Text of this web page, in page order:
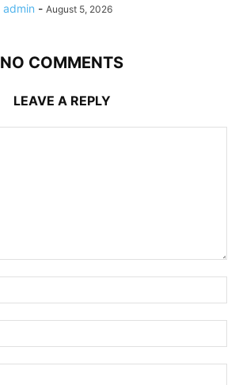
admin - August 5, 2026
NO COMMENTS
LEAVE A REPLY